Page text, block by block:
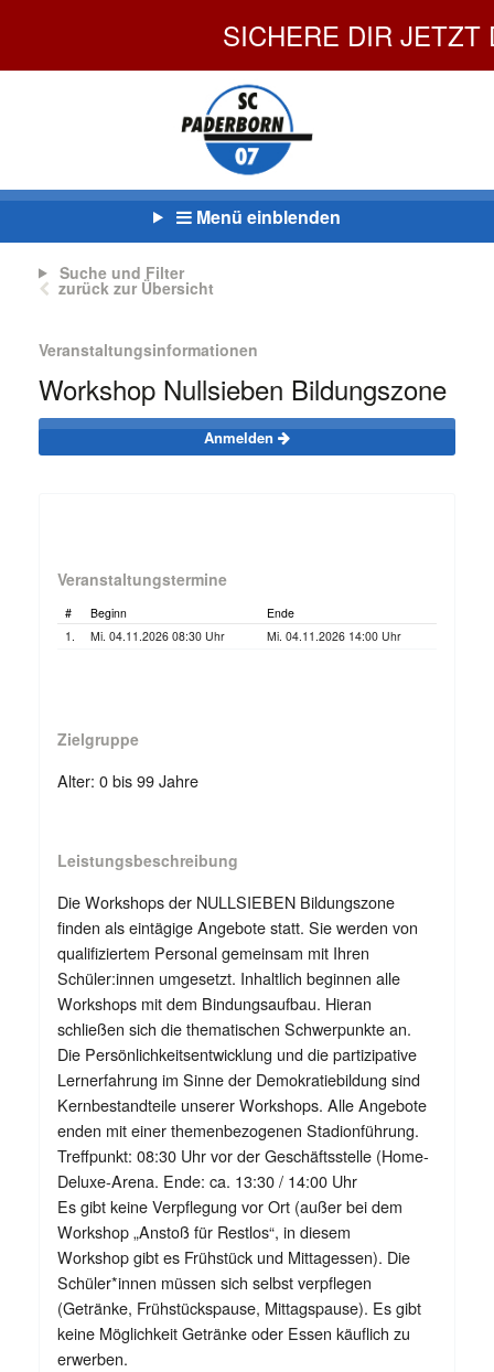
Menü einblenden
Suche und Filter
zurück zur Übersicht
Veranstaltungsinformationen
Workshop Nullsieben Bildungszone
Anmelden
Veranstaltungstermine
# Beginn
Ende
1.
Mi. 04.11.2026 08:30 Uhr Mi. 04.11.2026 14:00 Uhr
Zielgruppe
Alter: 0 bis 99 Jahre
Leistungsbeschreibung
Die Workshops der NULLSIEBEN Bildungszone
finden als eintägige Angebote statt. Sie werden von
qualifiziertem Personal gemeinsam mit Ihren
Schüler:innen umgesetzt. Inhaltlich beginnen alle
Workshops mit dem Bindungsaufbau. Hieran
schließen sich die thematischen Schwerpunkte an.
Die Persönlichkeitsentwicklung und die partizipative
Lernerfahrung im Sinne der Demokratiebildung sind
Kernbestandteile unserer Workshops. Alle Angebote
enden mit einer themenbezogenen Stadionführung.
Treffpunkt: 08:30 Uhr vor der Geschäftsstelle (Home-
Deluxe-Arena. Ende: ca. 13:30 / 14:00 Uhr
Es gibt keine Verpflegung vor Ort (außer bei dem
Workshop „Anstoß für Restlos“, in diesem
Workshop gibt es Frühstück und Mittagessen). Die
Schüler*innen müssen sich selbst verpflegen
(Getränke, Frühstückspause, Mittagspause). Es gibt
keine Möglichkeit Getränke oder Essen käuflich zu
erwerben.
SICHERE DIR JETZT